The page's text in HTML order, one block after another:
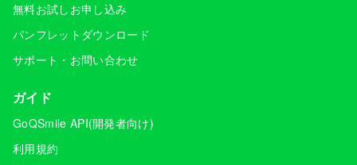
無料お試しお申し込み
パンフレットダウンロード
サポート・お問い合わせ
ガイド
GoQSmile API(開発者向け)
利用規約